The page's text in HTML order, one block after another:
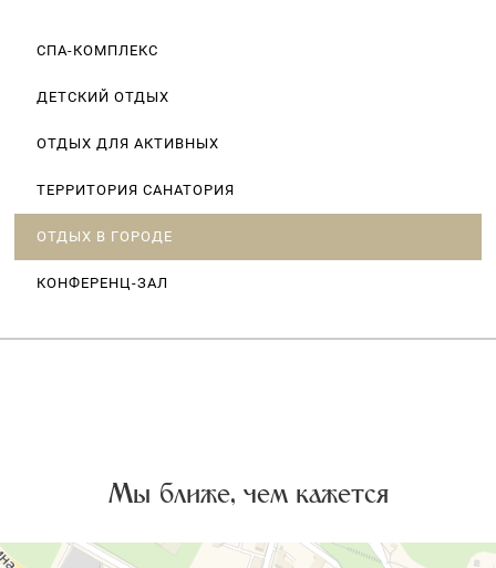
СПА-КОМПЛЕКС
ДЕТСКИЙ ОТДЫХ
ОТДЫХ ДЛЯ АКТИВНЫХ
ТЕРРИТОРИЯ САНАТОРИЯ
ОТДЫХ В ГОРОДЕ
КОНФЕРЕНЦ-ЗАЛ
Мы ближе, чем кажется